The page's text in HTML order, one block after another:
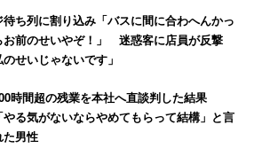
度」や「機体収益×実現可能性」の
ていくペイオフマトリックス手法
ットをホワイトボードに可視化して
す。思考を外に出すことで、個人的
的な「最適解」が見えやすくなりま
待ち列に割り込み「バスに間に合わへんかっ
お前のせいやぞ！」 迷惑客に店員が反撃
のせいじゃないです」
時間超の残業を本社へ直談判した結果
る気がないならやめてもらって結構」と言
た男性